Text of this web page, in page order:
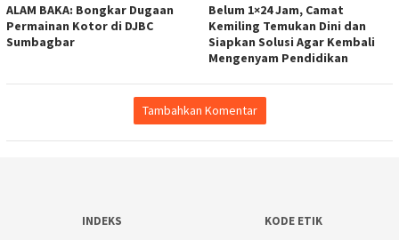
ALAM BAKA: Bongkar Dugaan
Permainan Kotor di DJBC
Sumbagbar
Belum 1×24 Jam, Camat
Kemiling Temukan Dini dan
Siapkan Solusi Agar Kembali
Mengenyam Pendidikan
Tambahkan Komentar
INDEKS
KODE ETIK